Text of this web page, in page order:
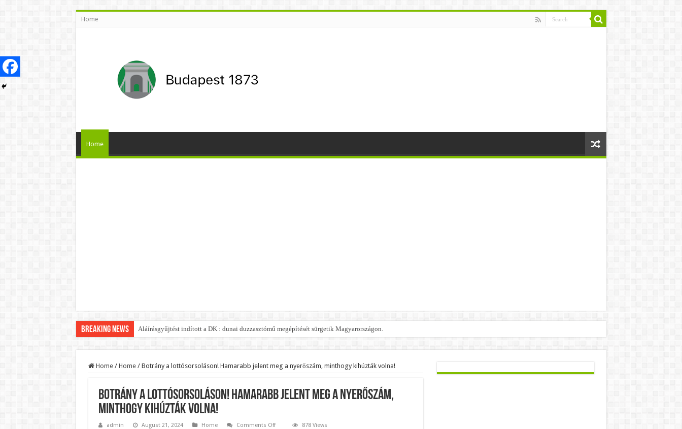
Home
Home
Breaking News Aláírásgyűjtést indított a DK : dunai duzzasztómű megépítését sürgetik Magyarországon.
Home / Home / Botrány a lottósorsoláson! Hamarabb jelent meg a nyerőszám, minthogy kihúzták volna!
Botrány a lottósorsoláson! Hamarabb jelent meg a nyerőszám,
minthogy kihúzták volna!
admin August 21, 2024 Home Comments Offon
878 Views